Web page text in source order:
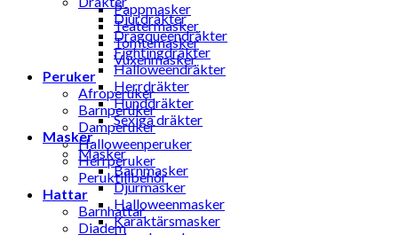
Pappmasker
Teatermasker
Tomtemasker
Vuxenmasker
Peruker
Afroperuker
Barnperuker
Damperuker
Halloweenperuker
Herrperuker
Peruktillbehör
Hattar
Barnhattar
Diadem
Djurdräkter
Dragqueendräkter
Fightingdräkter
Halloweendräkter
Herrdräkter
Hunddräkter
Sexiga dräkter
Masker
Masker
Barnmasker
Djurmasker
Halloweenmasker
Karaktärsmasker